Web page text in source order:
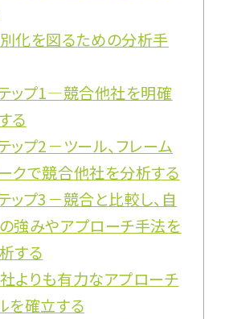
化を図るための分析手
ップ1―競合他社を明確
る
ップ2－ツール、フレーム
クで競合他社を分析する
ップ3－競合と比較し、自
強みやアプローチ手法を
する
よりも有力なアプローチ
を確立する